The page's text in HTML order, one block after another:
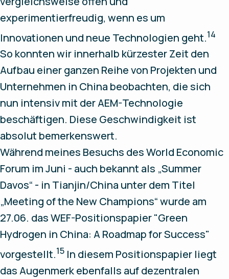
experimentierfreudig, wenn es um
Innovationen und neue Technologien geht.14
So konnten wir innerhalb kürzester Zeit den
Aufbau einer ganzen Reihe von Projekten und
Unternehmen in China beobachten, die sich
nun intensiv mit der AEM-Technologie
beschäftigen. Diese Geschwindigkeit ist
absolut bemerkenswert.
Während meines Besuchs des World Economic
Forum im Juni - auch bekannt als „Summer
Davos“ - in Tianjin/China unter dem Titel
„Meeting of the New Champions“ wurde am
27.06. das WEF-Positionspapier "Green
Hydrogen in China: A Roadmap for Success"
vorgestellt.15 In diesem Positionspapier liegt
das Augenmerk ebenfalls auf dezentralen